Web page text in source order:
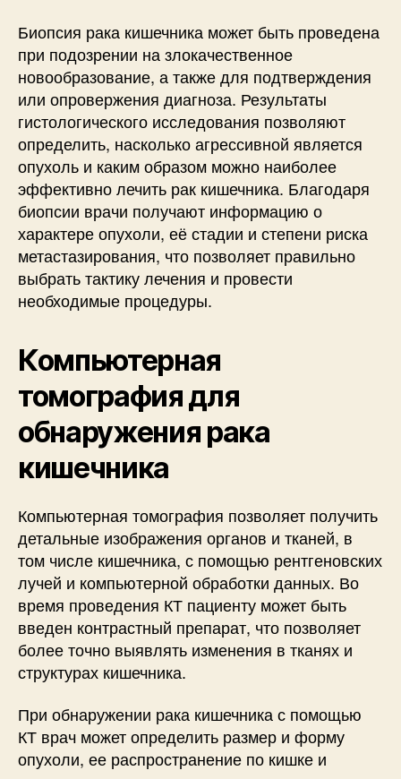
Биопсия рака кишечника может быть проведена
при подозрении на злокачественное
новообразование, а также для подтверждения
или опровержения диагноза. Результаты
гистологического исследования позволяют
определить, насколько агрессивной является
опухоль и каким образом можно наиболее
эффективно лечить рак кишечника. Благодаря
биопсии врачи получают информацию о
характере опухоли, её стадии и степени риска
метастазирования, что позволяет правильно
выбрать тактику лечения и провести
необходимые процедуры.
Компьютерная
томография для
обнаружения рака
кишечника
Компьютерная томография позволяет получить
детальные изображения органов и тканей, в
том числе кишечника, с помощью рентгеновских
лучей и компьютерной обработки данных. Во
время проведения КТ пациенту может быть
введен контрастный препарат, что позволяет
более точно выявлять изменения в тканях и
структурах кишечника.
При обнаружении рака кишечника с помощью
КТ врач может определить размер и форму
опухоли, ее распространение по кишке и